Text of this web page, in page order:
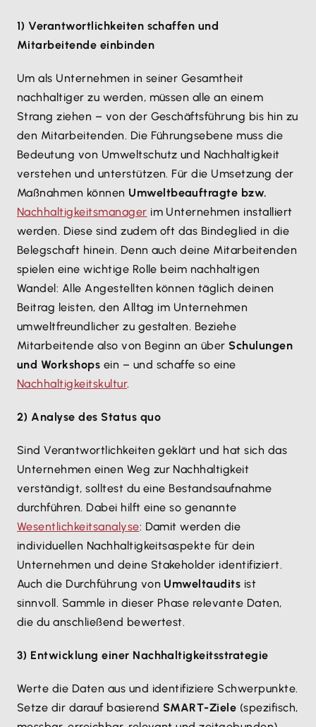
1) Verantwortlichkeiten schaffen und
Mitarbeitende einbinden
Um als Unternehmen in seiner Gesamtheit
nachhaltiger zu werden, müssen alle an einem
Strang ziehen – von der Geschäftsführung bis hin zu
den Mitarbeitenden. Die Führungsebene muss die
Bedeutung von Umweltschutz und Nachhaltigkeit
verstehen und unterstützen. Für die Umsetzung der
Maßnahmen können Umweltbeauftragte bzw.
Nachhaltigkeitsmanager im Unternehmen installiert
werden. Diese sind zudem oft das Bindeglied in die
Belegschaft hinein. Denn auch deine Mitarbeitenden
spielen eine wichtige Rolle beim nachhaltigen
Wandel: Alle Angestellten können täglich deinen
Beitrag leisten, den Alltag im Unternehmen
umweltfreundlicher zu gestalten. Beziehe
Mitarbeitende also von Beginn an überSchulungen
und Workshops ein – und schaffe so eine
Nachhaltigkeitskultur.
2) Analyse des Status quo
Sind Verantwortlichkeiten geklärt und hat sich das
Unternehmen einen Weg zur Nachhaltigkeit
verständigt, solltest du eine Bestandsaufnahme
durchführen. Dabei hilft eine so genannte
Wesentlichkeitsanalyse: Damit werden die
individuellen Nachhaltigkeitsaspekte für dein
Unternehmen und deine Stakeholder identifiziert.
Auch die Durchführung von Umweltaudits ist
sinnvoll. Sammle in dieser Phase relevante Daten,
die du anschließend bewertest.
3) Entwicklung einer Nachhaltigkeitsstrategie
Werte die Daten aus und identifiziere Schwerpunkte.
Setze dir darauf basierend SMART-Ziele (spezifisch,